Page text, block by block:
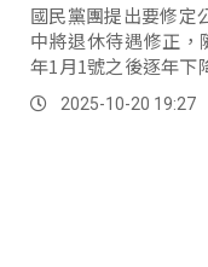
國民黨團提出要修定
中將退休待遇修正，
年1月1號之後逐年下
替代率，隨CPI累計
2025-10-20 19:27